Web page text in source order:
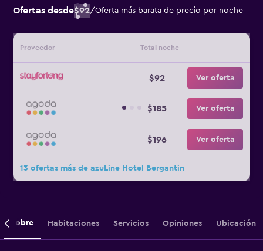
Ofertas desde$92/Oferta más barata de precio por noche
Proveedor Total noche
$92 Ver oferta
$185 Ver oferta
$196 Ver oferta
13 ofertas más de azuLine Hotel Bergantin
Sobre Habitaciones Servicios Opiniones Ubicación